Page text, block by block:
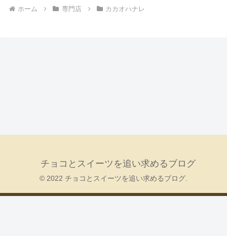
ホーム 専門店 カカオハナレ
チョコとスイーツを追い求めるブログ
© 2022 チョコとスイーツを追い求めるブログ.